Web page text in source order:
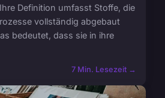
Definition umfasst Stoffe, die
vollständig abgebaut
bedeutet, dass sie in ihre
7 Min. Lesezeit →